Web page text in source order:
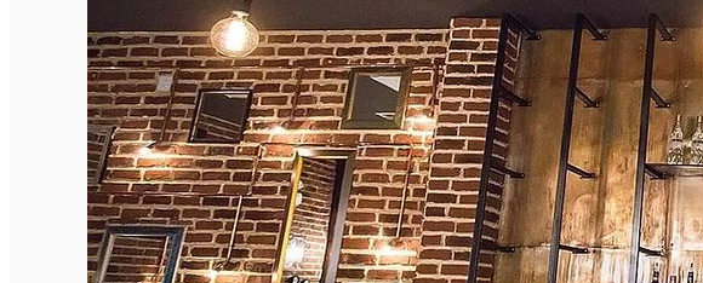
English
Închirieri auto
Închirieri biciclete
Taxi
Încărcare vehicule electrice